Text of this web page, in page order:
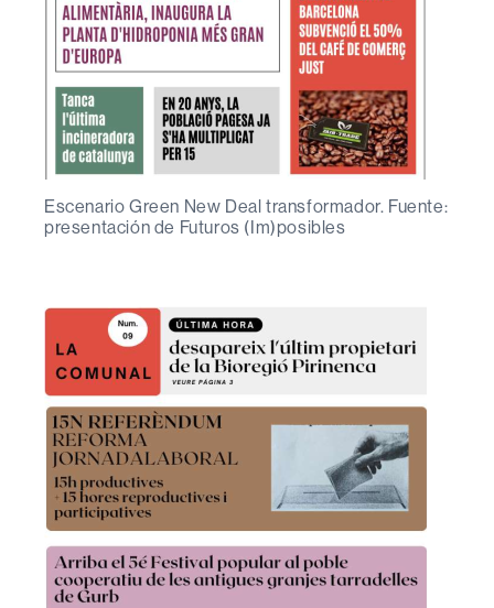
Escenario Green New Deal transformador. Fuente:
presentación de Futuros (Im)posibles